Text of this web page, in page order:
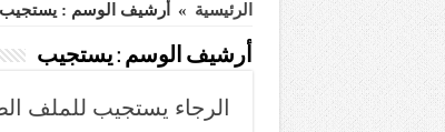
الرئيسية » أرشيف الوسم : يستجيب
أرشيف الوسم :يستجيب
الرجاء يستجيب للملف